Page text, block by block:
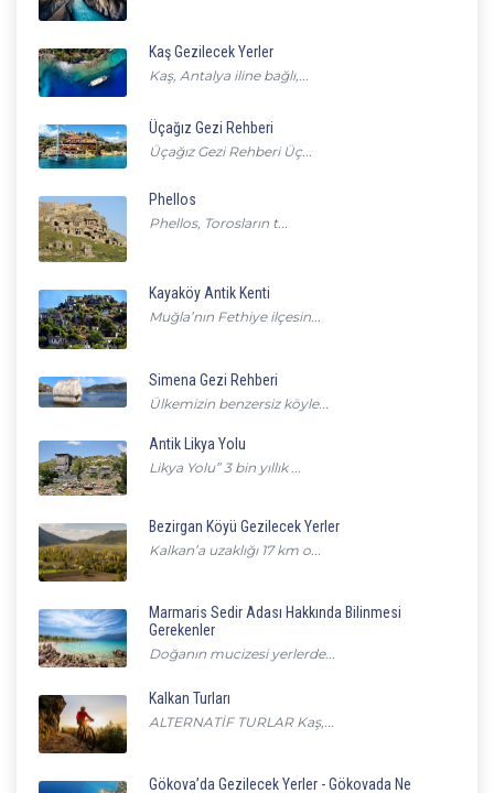
Kaş Gezilecek Yerler
Kaş, Antalya iline bağlı,...
Üçağız Gezi Rehberi
Üçağız Gezi Rehberi Üç...
Phellos
Phellos, Torosların t...
Kayaköy Antik Kenti
Muğla’nın Fethiye ilçesin...
Simena Gezi Rehberi
Ülkemizin benzersiz köyle...
Antik Likya Yolu
Likya Yolu” 3 bin yıllık ...
Bezirgan Köyü Gezilecek Yerler
Kalkan’a uzaklığı 17 km o...
Marmaris Sedir Adası Hakkında Bilinmesi
Gerekenler
Doğanın mucizesi yerlerde...
Kalkan Turları
ALTERNATİF TURLAR Kaş,...
Gökova’da Gezilecek Yerler - Gökovada Ne